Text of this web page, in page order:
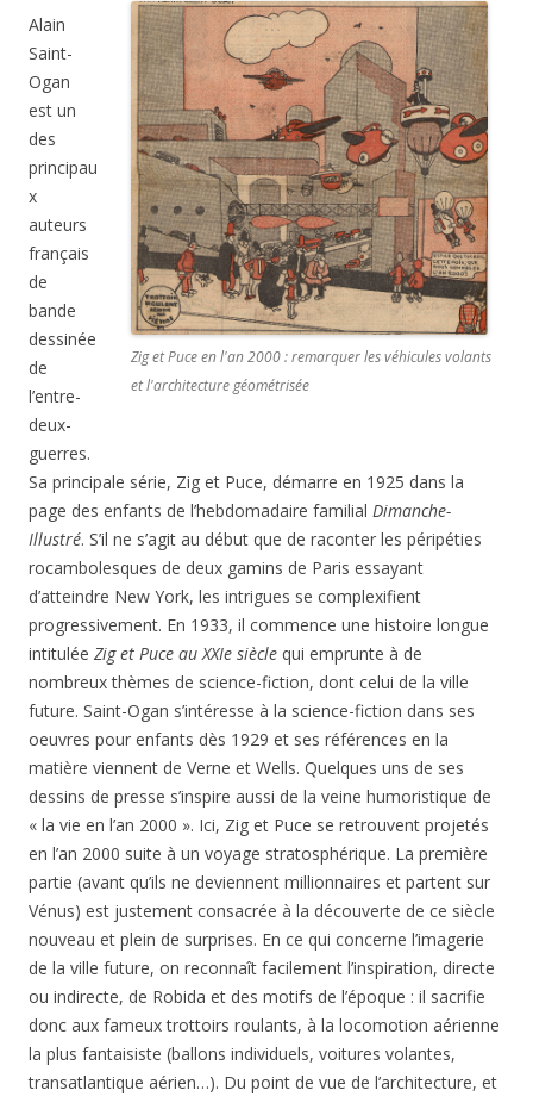
Zig et Puce en l'an 2000 : remarquer les véhicules volants
et l'architecture géométrisée
Alain
Saint-
Ogan
est un
des
principau
x
auteurs
français
de
bande
dessinée
de
l’entre-
deux-
guerres.
Sa principale série, Zig et Puce, démarre en 1925 dans la
page des enfants de l’hebdomadaire familial Dimanche-
Illustré. S’il ne s’agit au début que de raconter les péripéties
rocambolesques de deux gamins de Paris essayant
d’atteindre New York, les intrigues se complexifient
progressivement. En 1933, il commence une histoire longue
intitulée Zig et Puce au XXIe siècle qui emprunte à de
nombreux thèmes de science-fiction, dont celui de la ville
future. Saint-Ogan s’intéresse à la science-fiction dans ses
oeuvres pour enfants dès 1929 et ses références en la
matière viennent de Verne et Wells. Quelques uns de ses
dessins de presse s’inspire aussi de la veine humoristique de
« la vie en l’an 2000 ». Ici, Zig et Puce se retrouvent projetés
en l’an 2000 suite à un voyage stratosphérique. La première
partie (avant qu’ils ne deviennent millionnaires et partent sur
Vénus) est justement consacrée à la découverte de ce siècle
nouveau et plein de surprises. En ce qui concerne l’imagerie
de la ville future, on reconnaît facilement l’inspiration, directe
ou indirecte, de Robida et des motifs de l’époque : il sacrifie
donc aux fameux trottoirs roulants, à la locomotion aérienne
la plus fantaisiste (ballons individuels, voitures volantes,
transatlantique aérien…). Du point de vue de l’architecture, et